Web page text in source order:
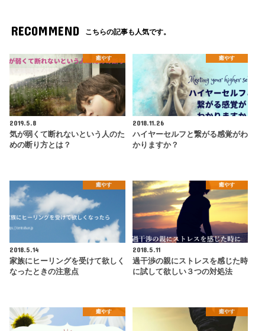
RECOMMEND こちらの記事も人気です。
癒やす
2019.5.8
気が弱くて断れないという人のた
めの断り方とは？
癒やす
2018.11.26
ハイヤーセルフと繋がる感覚がわ
かりますか？
癒やす
2018.5.14
家族にヒーリングを受けて欲しく
なったときの注意点
癒やす
2018.5.11
過干渉の親にストレスを感じた時
に試して欲しい３つの対処法
癒やす 癒やす